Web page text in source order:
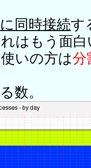
同時接続す
はもう面
いの方は分
数。